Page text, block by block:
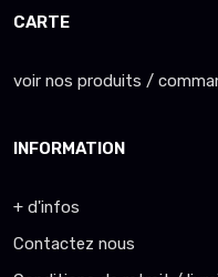
CARTE
voir nos produits /
INFORMATION
+ d'infos
Contactez nous